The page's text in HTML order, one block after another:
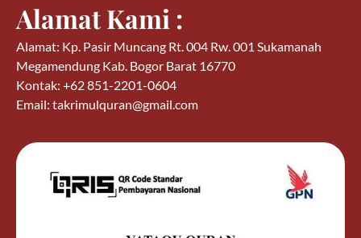
Alamat Kami :
Alamat: Kp. Pasir Muncang Rt. 004 Rw. 001 Sukamanah
Megamendung Kab. Bogor Barat 16770
Kontak: +62 851-2201-0604
Email: takrimulquran@gmail.com